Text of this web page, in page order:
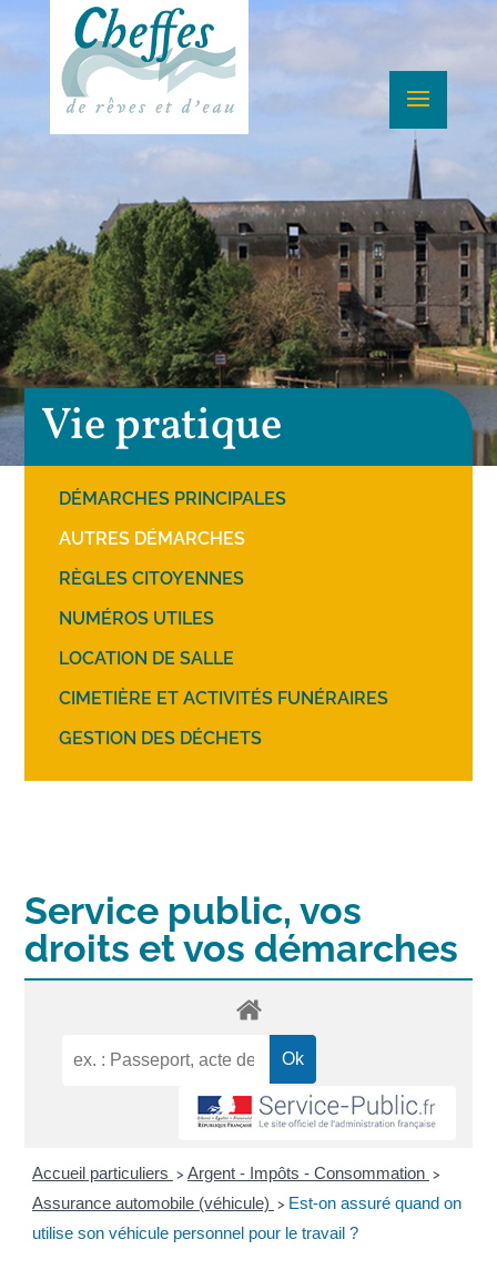
Vie pratique
DÉMARCHES PRINCIPALES
AUTRES DÉMARCHES
RÈGLES CITOYENNES
NUMÉROS UTILES
LOCATION DE SALLE
CIMETIÈRE ET ACTIVITÉS FUNÉRAIRES
GESTION DES DÉCHETS
Service public, vos
droits et vos démarches
Accueil particuliers > Argent - Impôts - Consommation >
Assurance automobile (véhicule) > Est-on assuré quand on
utilise son véhicule personnel pour le travail ?